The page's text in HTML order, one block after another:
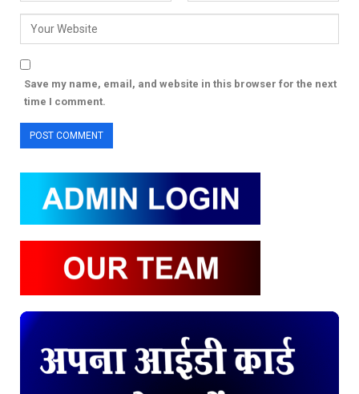
Save my name, email, and website in this browser for the next
time I comment.